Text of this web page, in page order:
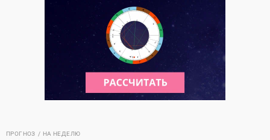
ПРОГНОЗ
НА НЕДЕЛЮ